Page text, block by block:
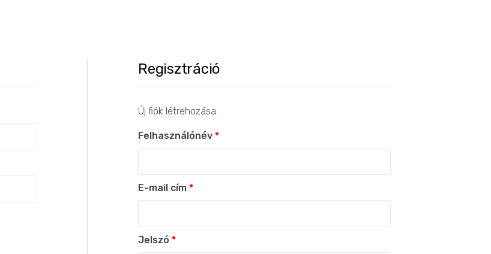
Regisztráció
Új fiók létrehozása.
Felhasználónév *
E-mail cím *
Jelszó *